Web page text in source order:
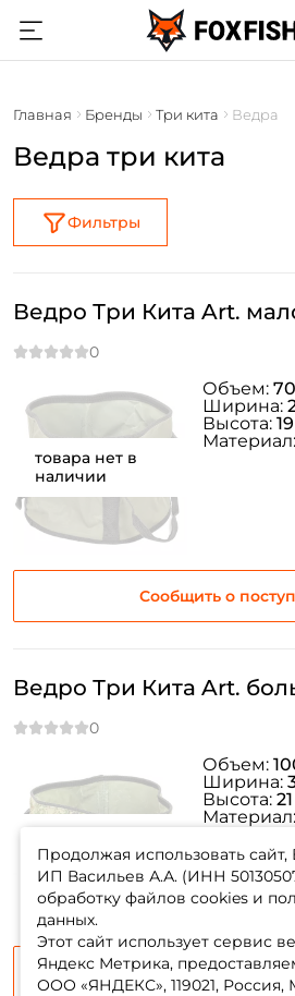
Главная Бренды Три кита Ведра
Ведра три кита
Фильтры
товара нет в
наличии
Ведро Три Кита Art.
Сообщить о
Объем:
Ширина:
Высота:
Материал:
наличии
Ведро Три Кита Art.
Сообщить о
Объем:
Ширина:
Высота:
Материал:
198 гр.
Продолжая использовать сайт,
ИП Васильев А.А. (ИНН
обработку файлов cookies и
данных.
Этот сайт использует сервис
Яндекс Метрика,
ООО «ЯНДЕКС», 119021, Россия,
Создать аккаунт
ФИО: *
Придумайте пароль: *
Повторите пароль: *